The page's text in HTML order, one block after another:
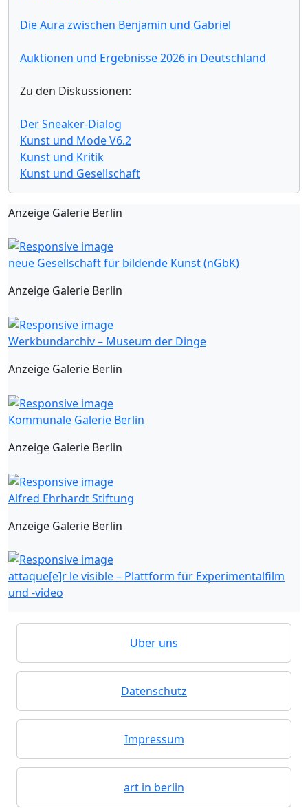
Die Aura zwischen Benjamin und Gabriel
Auktionen und Ergebnisse 2026 in Deutschland
Zu den Diskussionen:
Der Sneaker-Dialog
Kunst und Mode V6.2
Kunst und Kritik
Kunst und Gesellschaft
Anzeige Galerie Berlin
neue Gesellschaft für bildende Kunst (nGbK)
Anzeige Galerie Berlin
Werkbundarchiv – Museum der Dinge
Anzeige Galerie Berlin
Kommunale Galerie Berlin
Anzeige Galerie Berlin
Alfred Ehrhardt Stiftung
Anzeige Galerie Berlin
attaque[e]r le visible – Plattform für Experimentalfilm
und -video
Über uns
Datenschutz
Impressum
art in berlin